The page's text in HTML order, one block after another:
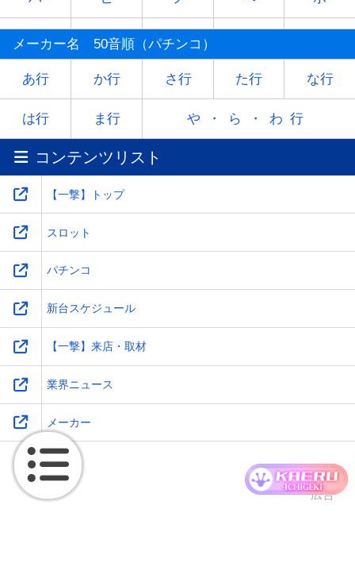
マ ミ ム
ヤ - ユ - ヨ
ラ リ レ
ワ -
メーカー名 50音順（パチンコ）
あ行 か行 さ行 た行 な行
は行 ま行 や・ら・わ行
コンテンツリスト
【一撃】トップ
スロット
パチンコ
新台スケジュール
【一撃】来店・取材
業界ニュース
メーカー
広告